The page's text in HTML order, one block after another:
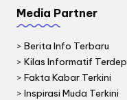
Media Partner
> Berita Info Terbaru
> Kilas Informatif
> Fakta Kabar Terkini
> Inspirasi Muda Terkini